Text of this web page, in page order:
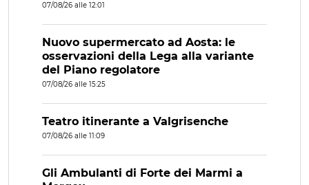
07/08/26 alle 12:01
Nuovo supermercato ad Aosta: le
osservazioni della Lega alla variante
del Piano regolatore
07/08/26 alle 15:25
Teatro itinerante a Valgrisenche
07/08/26 alle 11:09
Gli Ambulanti di Forte dei Marmi a